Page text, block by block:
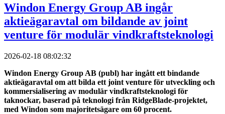
Windon Energy Group AB ingår
aktieägaravtal om bildande av joint
venture för modulär vindkraftsteknologi
2026-02-18 08:02:32
Windon Energy Group AB (publ) har ingått ett bindande
aktieägaravtal om att bilda ett joint venture för utveckling och
kommersialisering av modulär vindkraftsteknologi för
taknockar, baserad på teknologi från RidgeBlade-projektet,
med Windon som majoritetsägare om 60 procent.